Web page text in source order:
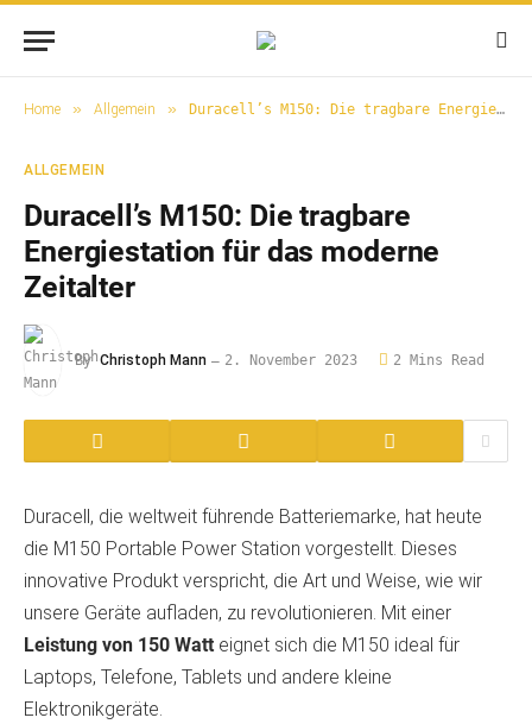
Home » Allgemein » Duracell’s M150: Die tragbare Energiestation für das moderne Zeitalter
ALLGEMEIN
Duracell’s M150: Die tragbare
Energiestation für das moderne
Zeitalter
By Christoph Mann 2. November 2023 2 Mins Read
Duracell, die weltweit führende Batteriemarke, hat heute
die M150 Portable Power Station vorgestellt. Dieses
innovative Produkt verspricht, die Art und Weise, wie wir
unsere Geräte aufladen, zu revolutionieren. Mit einer
Leistung von 150 Watt eignet sich die M150 ideal für
Laptops, Telefone, Tablets und andere kleine
Elektronikgeräte.